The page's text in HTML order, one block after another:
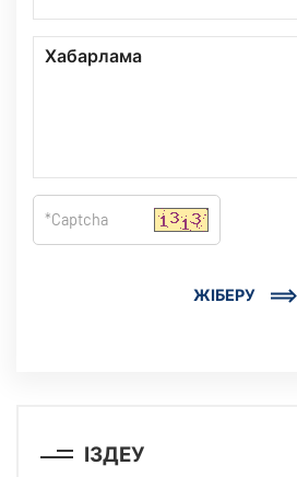
ІЗДЕУ
ЖІБЕРУ